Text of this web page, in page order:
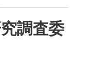
調査委